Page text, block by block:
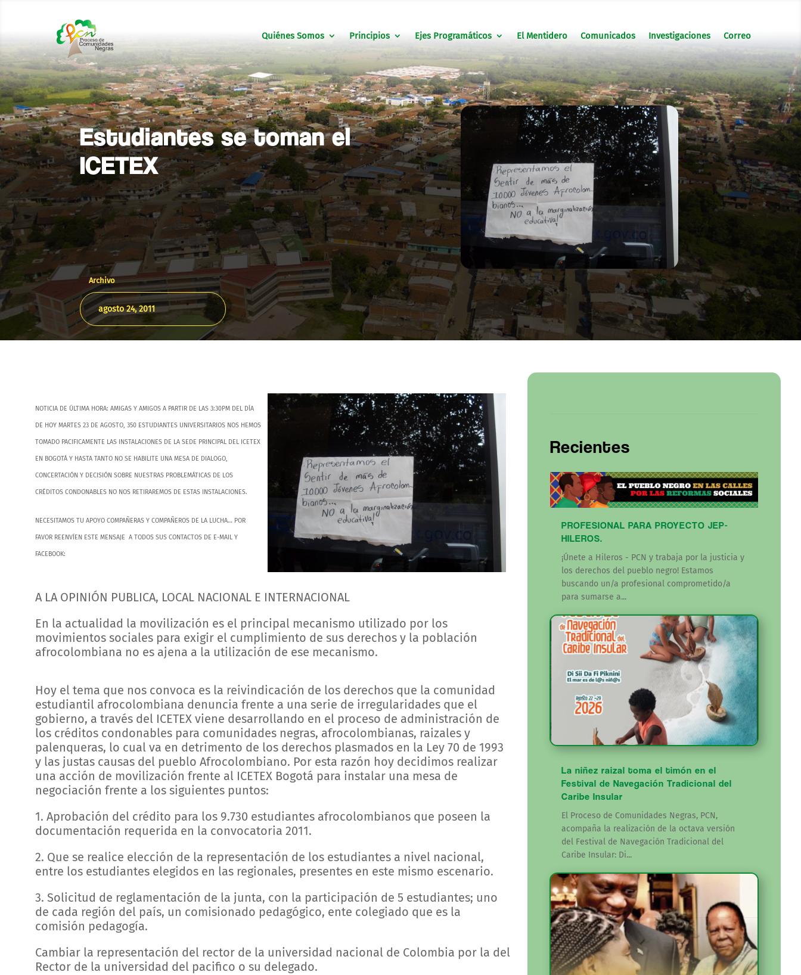
Quiénes Somos Principios Ejes Programáticos El Mentidero Comunicados Investigaciones Correo
Estudiantes se toman el
ICETEX
Archivo
agosto 24, 2011
NOTICIA DE ÚLTIMA HORA: AMIGAS Y AMIGOS A PARTIR DE LAS 3:30PM DEL DÍA
DE HOY MARTES 23 DE AGOSTO, 350 ESTUDIANTES UNIVERSITARIOS NOS HEMOS
TOMADO PACIFICAMENTE LAS INSTALACIONES DE LA SEDE PRINCIPAL DEL ICETEX
EN BOGOTÁ Y HASTA TANTO NO SE HABILITE UNA MESA DE DIALOGO,
CONCERTACIÓN Y DECISIÓN SOBRE NUESTRAS PROBLEMÁTICAS DE LOS
CRÉDITOS CONDONABLES NO NOS RETIRAREMOS DE ESTAS INSTALACIONES.
NECESITAMOS TU APOYO COMPAÑERAS Y COMPAÑEROS DE LA LUCHA… POR
FAVOR REENVÍEN ESTE MENSAJE A TODOS SUS CONTACTOS DE E-MAIL Y
FACEBOOK:
A LA OPINIÓN PUBLICA, LOCAL NACIONAL E INTERNACIONAL
En la actualidad la movilización es el principal mecanismo utilizado por los
movimientos sociales para exigir el cumplimiento de sus derechos y la población
afrocolombiana no es ajena a la utilización de ese mecanismo.
Hoy el tema que nos convoca es la reivindicación de los derechos que la comunidad
estudiantil afrocolombiana denuncia frente a una serie de irregularidades que el
gobierno, a través del ICETEX viene desarrollando en el proceso de administración de
los créditos condonables para comunidades negras, afrocolombianas, raizales y
palenqueras, lo cual va en detrimento de los derechos plasmados en la Ley 70 de 1993
y las justas causas del pueblo Afrocolombiano. Por esta razón hoy decidimos realizar
una acción de movilización frente al ICETEX Bogotá para instalar una mesa de
negociación frente a los siguientes puntos:
1. Aprobación del crédito para los 9.730 estudiantes afrocolombianos que poseen la
documentación requerida en la convocatoria 2011.
2. Que se realice elección de la representación de los estudiantes a nivel nacional,
entre los estudiantes elegidos en las regionales, presentes en este mismo escenario.
3. Solicitud de reglamentación de la junta, con la participación de 5 estudiantes; uno
de cada región del país, un comisionado pedagógico, ente colegiado que es la
comisión pedagogía.
Cambiar la representación del rector de la universidad nacional de Colombia por la del
Rector de la universidad del pacifico o su delegado.
Recientes
PROFESIONAL PARA PROYECTO JEP-
HILEROS.
¡Únete a Hileros - PCN y trabaja por la justicia y
los derechos del pueblo negro! Estamos
buscando un/a profesional comprometido/a
para sumarse a...
La niñez raizal toma el timón en el
Festival de Navegación Tradicional del
Caribe Insular
El Proceso de Comunidades Negras, PCN,
acompaña la realización de la octava versión
del Festival de Navegación Tradicional del
Caribe Insular: Di...